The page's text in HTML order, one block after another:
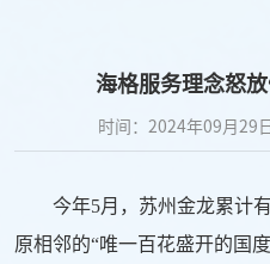
海格服务理念怒
时间：2024年09月29
今年5月，苏州金龙累计
原相邻的“唯一百花盛开的